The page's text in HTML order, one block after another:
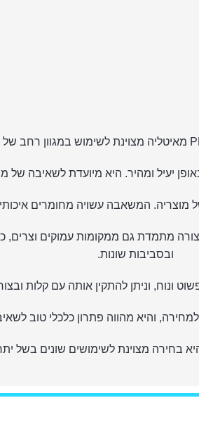
יעיל ומהיר. היא מיועדת לשאיבה של
מתמדת גם ממקומות עמוקים
ובסביבות שונות.
ונוח, וניתן להתקין אותה עם קלות
והיא מהווה פתרון כלכלי טוב